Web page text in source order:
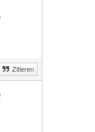
Zitieren